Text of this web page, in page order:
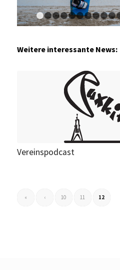
1 2 3 4
Weitere interessante News:
Vereinspodcast
« ‹ 10 11 12